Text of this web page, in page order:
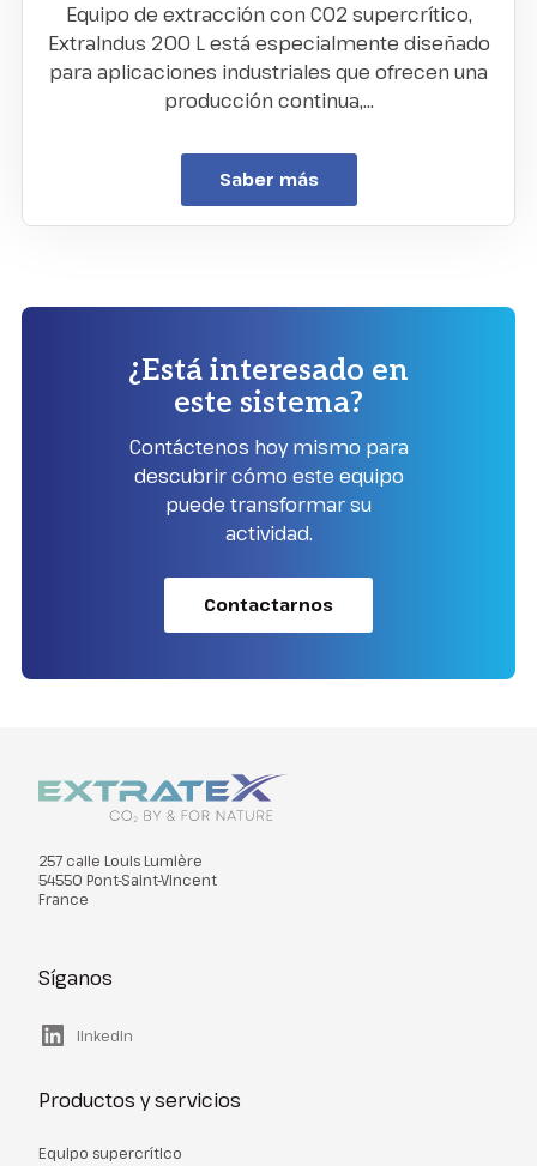
Equipo de extracción con CO2 supercrítico,
ExtraIndus 200 L está especialmente diseñado
para aplicaciones industriales que ofrecen una
producción continua,…
Saber más
¿Está interesado en
este sistema?
Contáctenos hoy mismo para
descubrir cómo este equipo
puede transformar su
actividad.
Contactarnos
257 calle Louis Lumière
54550 Pont-Saint-Vincent
France
Productos y servicios
Equipo supercrítico
Síganos
linkedin